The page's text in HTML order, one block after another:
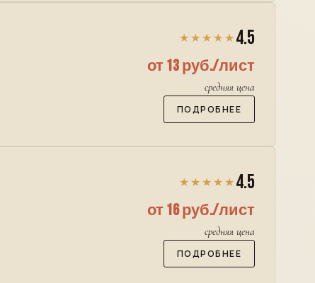
★★★★★ 4.5
от 13 руб./лист
средняя цена
ПОДРОБНЕЕ
★★★★★ 4.5
от 16 руб./лист
средняя цена
ПОДРОБНЕЕ